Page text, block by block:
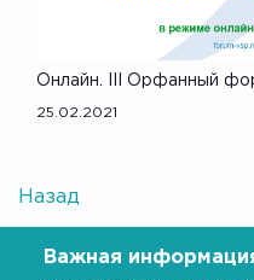
Онлайн. III Орфанный
25.02.2021
Назад
Важная